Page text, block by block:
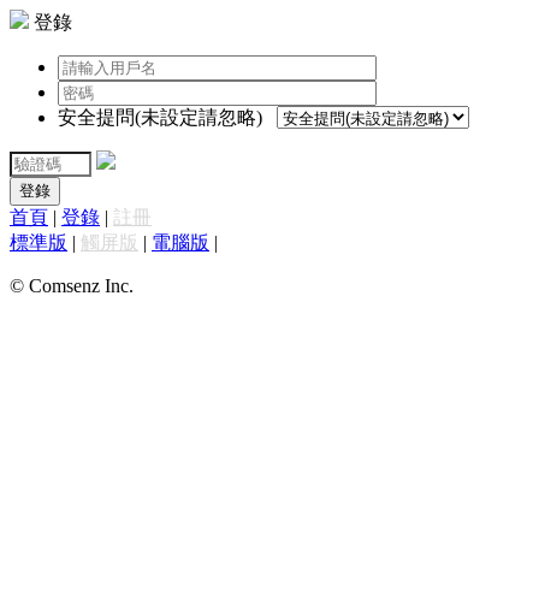
登錄
安全提問(未設定請忽略)
登錄
首頁 | 登錄 | 註冊
標準版 | 觸屏版 | 電腦版 |
© Comsenz Inc.